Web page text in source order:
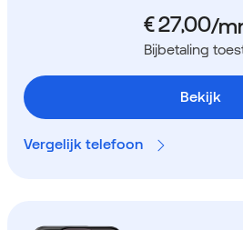
Bijbetaling
Bekijk
Vergelijk telefoon